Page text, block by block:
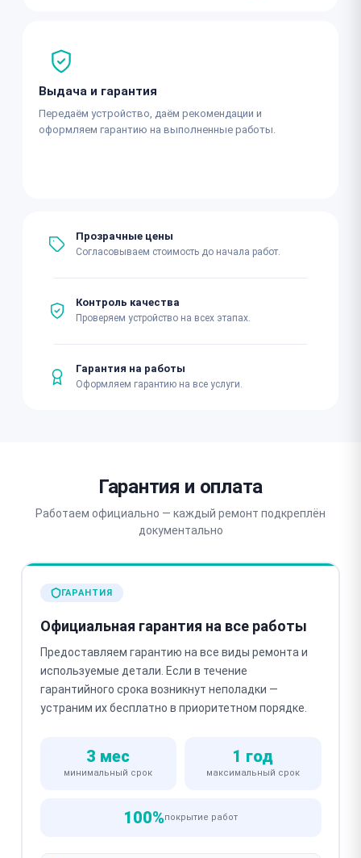
Выдача и гарантия
Передаём устройство, даём рекомендации и
оформляем гарантию на выполненные работы.
Прозрачные цены
Согласовываем стоимость до начала работ.
Контроль качества
Проверяем устройство на всех этапах.
Гарантия на работы
Оформляем гарантию на все услуги.
Гарантия и оплата
Работаем официально — каждый ремонт подкреплён
документально
ГАРАНТИЯ
Официальная гарантия на все работы
Предоставляем гарантию на все виды ремонта и
используемые детали. Если в течение
гарантийного срока возникнут неполадки —
устраним их бесплатно в приоритетном порядке.
3 мес
минимальный срок
1 год
максимальный срок
100%покрытие работ